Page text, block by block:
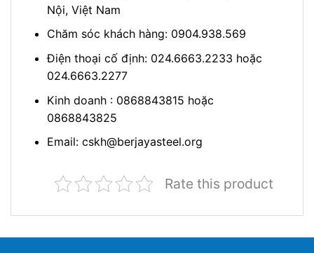
Nội, Việt Nam
Chăm sóc khách hàng: 0904.938.569
Điện thoại cố định: 024.6663.2233 hoặc
024.6663.2277
Kinh doanh : 0868843815 hoặc
0868843825
Email: cskh@berjayasteel.org
Rate this product